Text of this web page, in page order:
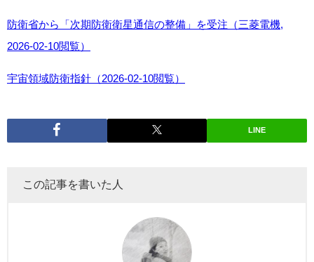
防衛省から「次期防衛衛星通信の整備」を受注（三菱電機,
2026-02-10閲覧）
宇宙領域防衛指針（2026-02-10閲覧）
LINE
この記事を書いた人